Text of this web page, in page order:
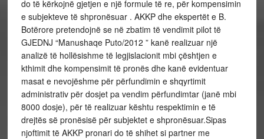
do të kërkojnë gjetjen e një formule të re, për kompensimin
e subjekteve të shpronësuar . AKKP dhe ekspertët e B.
Botërore pretendojnë se në zbatim të vendimit pilot të
GJEDNJ “Manushaqe Puto/2012 ” kanë realizuar një
analizë të hollësishme të legjislacionit mbi çështjen e
kthimit dhe kompensimit të pronës dhe kanë evidentuar
masat e nevojëshme për përfundimin e shqyrtimit
administrativ për dosjet pa vendim përfundimtar (janë mbi
8000 dosje), për të realizuar kështu respektimin e të
drejtës së pronësisë për subjektet e shpronësuar.Sipas
njoftimit të AKKP pronari do të shihet si partner me